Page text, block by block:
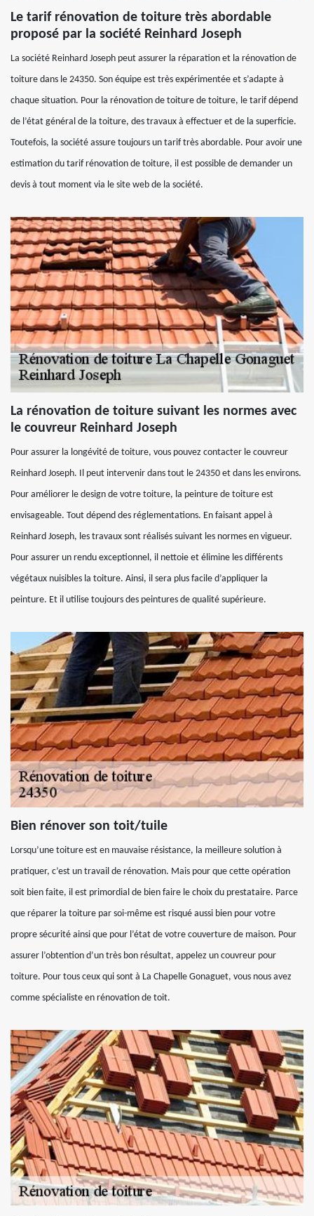
Le tarif rénovation de toiture très abordable
proposé par la société Reinhard Joseph
La société Reinhard Joseph peut assurer la réparation et la rénovation de
toiture dans le 24350. Son équipe est très expérimentée et s’adapte à
chaque situation. Pour la rénovation de toiture de toiture, le tarif dépend
de l’état général de la toiture, des travaux à effectuer et de la superficie.
Toutefois, la société assure toujours un tarif très abordable. Pour avoir une
estimation du tarif rénovation de toiture, il est possible de demander un
devis à tout moment via le site web de la société.
La rénovation de toiture suivant les normes avec
le couvreur Reinhard Joseph
Pour assurer la longévité de toiture, vous pouvez contacter le couvreur
Reinhard Joseph. Il peut intervenir dans tout le 24350 et dans les environs.
Pour améliorer le design de votre toiture, la peinture de toiture est
envisageable. Tout dépend des réglementations. En faisant appel à
Reinhard Joseph, les travaux sont réalisés suivant les normes en vigueur.
Pour assurer un rendu exceptionnel, il nettoie et élimine les différents
végétaux nuisibles la toiture. Ainsi, il sera plus facile d’appliquer la
peinture. Et il utilise toujours des peintures de qualité supérieure.
Bien rénover son toit/tuile
Lorsqu’une toiture est en mauvaise résistance, la meilleure solution à
pratiquer, c’est un travail de rénovation. Mais pour que cette opération
soit bien faite, il est primordial de bien faire le choix du prestataire. Parce
que réparer la toiture par soi-même est risqué aussi bien pour votre
propre sécurité ainsi que pour l’état de votre couverture de maison. Pour
assurer l’obtention d’un très bon résultat, appelez un couvreur pour
toiture. Pour tous ceux qui sont à La Chapelle Gonaguet, vous nous avez
comme spécialiste en rénovation de toit.